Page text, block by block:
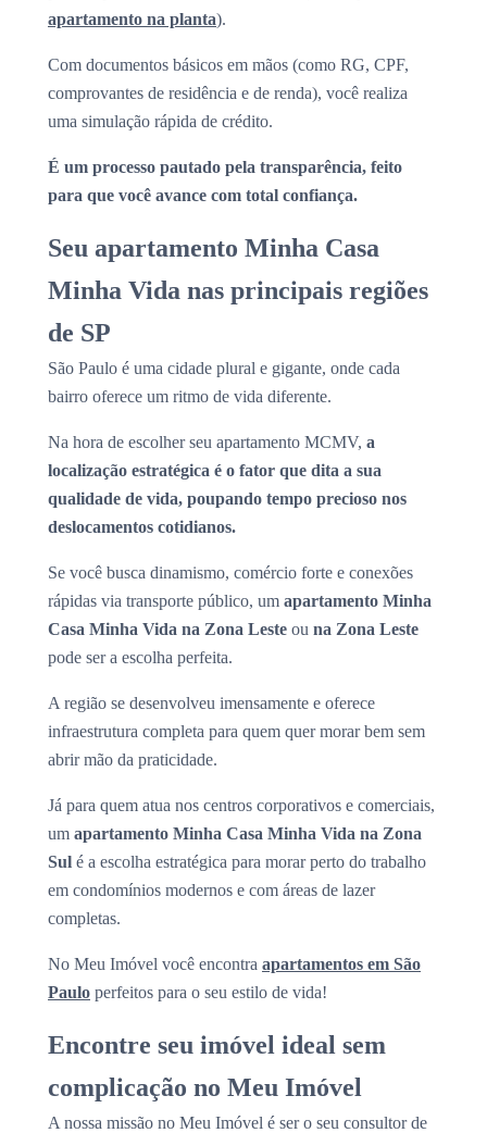
apartamento na planta).
Com documentos básicos em mãos (como RG, CPF,
comprovantes de residência e de renda), você realiza
uma simulação rápida de crédito.
É um processo pautado pela transparência, feito
para que você avance com total confiança.
Seu apartamento Minha Casa
Minha Vida nas principais regiões
de SP
São Paulo é uma cidade plural e gigante, onde cada
bairro oferece um ritmo de vida diferente.
Na hora de escolher seu apartamento MCMV, a
localização estratégica é o fator que dita a sua
qualidade de vida, poupando tempo precioso nos
deslocamentos cotidianos.
Se você busca dinamismo, comércio forte e conexões
rápidas via transporte público, um apartamento Minha
Casa Minha Vida na Zona Leste ou na Zona Leste
pode ser a escolha perfeita.
A região se desenvolveu imensamente e oferece
infraestrutura completa para quem quer morar bem sem
abrir mão da praticidade.
Já para quem atua nos centros corporativos e comerciais,
um apartamento Minha Casa Minha Vida na Zona
Sul é a escolha estratégica para morar perto do trabalho
em condomínios modernos e com áreas de lazer
completas.
No Meu Imóvel você encontra apartamentos em São
Paulo perfeitos para o seu estilo de vida!
Encontre seu imóvel ideal sem
complicação no Meu Imóvel
A nossa missão no Meu Imóvel é ser o seu consultor de